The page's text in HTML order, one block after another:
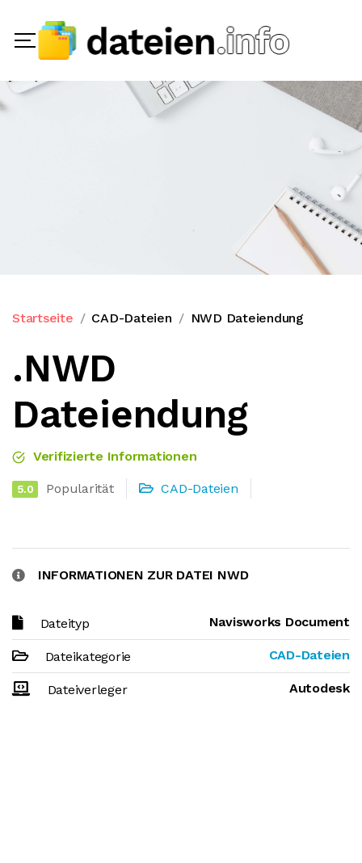
Startseite CAD-Dateien NWD Dateiendung
.NWD
Dateiendung
Verifizierte Informationen
5.0 Popularität CAD-Dateien
INFORMATIONEN ZUR DATEI NWD
Dateityp Navisworks Document
Dateikategorie CAD-Dateien
Dateiverleger Autodesk